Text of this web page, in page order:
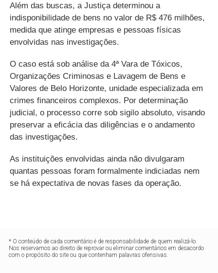
Além das buscas, a Justiça determinou a
indisponibilidade de bens no valor de R$ 476 milhões,
medida que atinge empresas e pessoas físicas
envolvidas nas investigações.
O caso está sob análise da 4ª Vara de Tóxicos,
Organizações Criminosas e Lavagem de Bens e
Valores de Belo Horizonte, unidade especializada em
crimes financeiros complexos. Por determinação
judicial, o processo corre sob sigilo absoluto, visando
preservar a eficácia das diligências e o andamento
das investigações.
As instituições envolvidas ainda não divulgaram
quantas pessoas foram formalmente indiciadas nem
se há expectativa de novas fases da operação.
* O conteúdo de cada comentário é de responsabilidade de quem realizá-lo.
Nos reservamos ao direito de reprovar ou eliminar comentários em desacordo
com o propósito do site ou que contenham palavras ofensivas.